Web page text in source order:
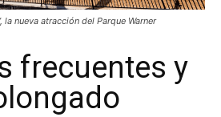
la nueva atracción del Parque Warner
frecuentes y